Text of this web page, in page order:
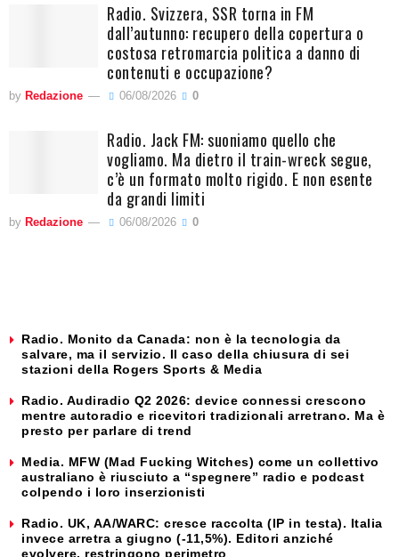
Radio. Svizzera, SSR torna in FM
dall’autunno: recupero della copertura o
costosa retromarcia politica a danno di
contenuti e occupazione?
by Redazione 06/08/2026 0
Radio. Jack FM: suoniamo quello che
vogliamo. Ma dietro il train-wreck segue,
c’è un formato molto rigido. E non esente
da grandi limiti
by Redazione 06/08/2026 0
Radio. Monito da Canada: non è la tecnologia da
salvare, ma il servizio. Il caso della chiusura di sei
stazioni della Rogers Sports & Media
Radio. Audiradio Q2 2026: device connessi crescono
mentre autoradio e ricevitori tradizionali arretrano. Ma è
presto per parlare di trend
Media. MFW (Mad Fucking Witches) come un collettivo
australiano è riusciuto a “spegnere” radio e podcast
colpendo i loro inserzionisti
Radio. UK, AA/WARC: cresce raccolta (IP in testa). Italia
invece arretra a giugno (-11,5%). Editori anziché
evolvere, restringono perimetro